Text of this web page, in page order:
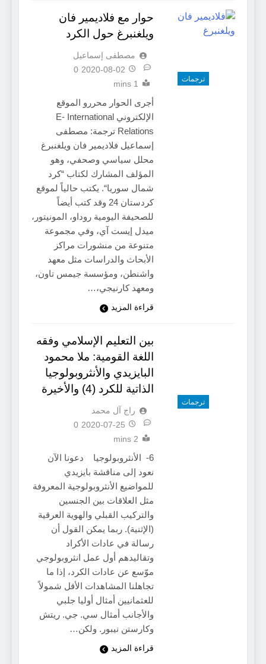
ترجمات
حوار مع فلاديمير فان
ويلغنبرغ حول الكرد
مصطفى إسماعيل
2020-08-02
0
1 mins
أجرى الحوار محررو الموقع
الإلكتروني E- International
Relations ترجمة: مصطفى
إسماعيل فلاديمير فان ويلغنبرغ
محلل سياسي وصحفي، وهو
المؤلف المشارك لكتاب “كرد
شمال سوريا“. يكتب حالياً لموقع
كردستان 24 وقد كتب أيضاً
للصحيفة اليومية روداو، المونيتور،
ميدل إيست آي، وفي مجموعة
متنوعة من منشورات مراكز
الأبحاث والدراسات مثل معهد
واشنطن، ومؤسسة جيمس تاون،
ومعهد كارنيجي،…
قراءة المزيد
ترجمات
بين التعليم الإسلامي وفقه
اللغة القومية: ملا محمود
البايزيدي والأنثروبولوجيا
الذاتية للكرد (4) والأخيرة
راج آل محمد
2020-07-25
0
2 mins
6- الأنثروبولوجيا دعونا الآن
نعود إلى مناقشة بايزيدي
للمواضيع الأنثروبولوجية المعروفة
مثل العلاقات بين الجنسين
والتركيب القبلي والهوية العرقية
(الإثنية). ربما يمكن القول أن
رسالة في عادات الأكراد
وتقاليدهم أول عمل انثروبولوجي
موّسع عن عادات الكرد، إذا ما
تجاهلنا المشاهدات الأقل شمولاً
للعثمانيين أمثال أوليا جلبي
والأجانب أمثال سي. جي. ريتش
وكارستن نيبور. ولكن…
قراءة المزيد